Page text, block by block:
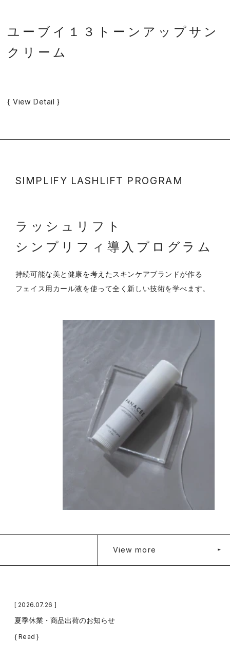
ユーブイ１３トーンアップサン
クリーム
{ View Detail }
SIMPLIFY LASHLIFT PROGRAM
ラッシュリフト
シンプリフィ導入プログラム
持続可能な美と健康を考えたスキンケアブランドが作る
フェイス用カール液を使って全く新しい技術を学べます。
View more
[ 2026.07.26 ]
夏季休業・商品出荷のお知らせ
{ Read }